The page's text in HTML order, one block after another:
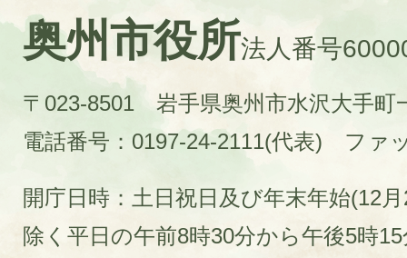
奥州市役所法人番号
〒023-8501 岩手県奥州市水沢大手町
電話番号：0197-24-2111(代表)
ファ
開庁日時：土日祝日及び年末年始(12
除く平日の午前8時30分から午後5時